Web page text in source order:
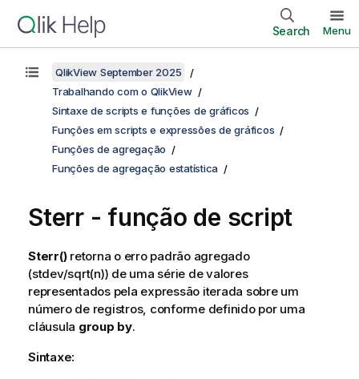
Search Menu
QlikView September 2025
Trabalhando com o QlikView
Sintaxe de scripts e funções de gráficos
Funções em scripts e expressões de gráficos
Funções de agregação
Funções de agregação estatística
Sterr - função de script
Sterr()retorna o erro padrão agregado
(stdev/sqrt(n)) de uma série de valores
representados pela expressão iterada sobre um
número de registros, conforme definido por uma
cláusula group by.
Sintaxe: